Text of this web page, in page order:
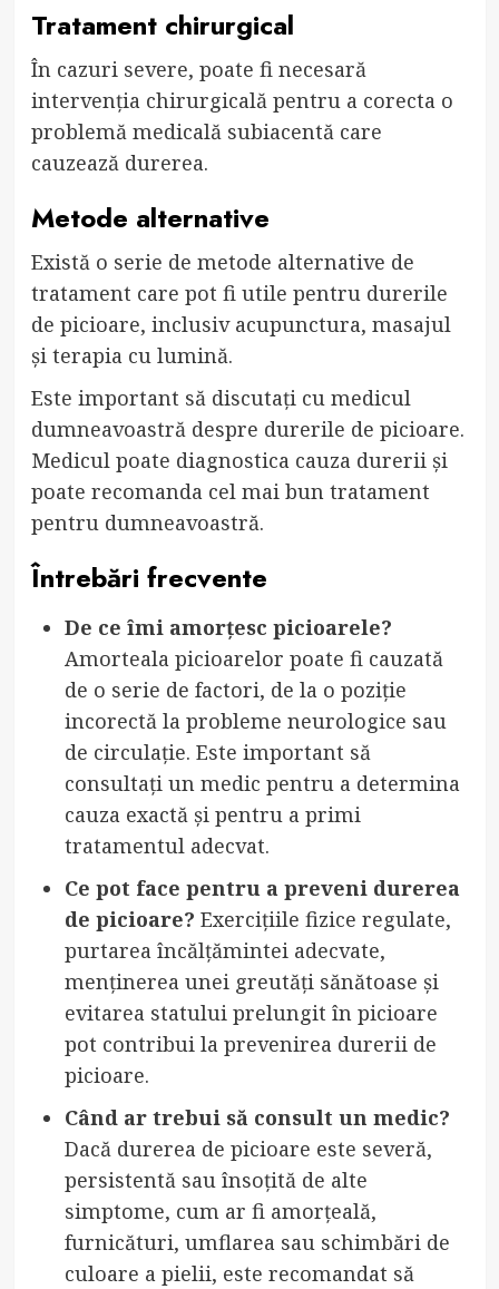
Tratament chirurgical
În cazuri severe, poate fi necesară
intervenția chirurgicală pentru a corecta o
problemă medicală subiacentă care
cauzează durerea.
Metode alternative
Există o serie de metode alternative de
tratament care pot fi utile pentru durerile
de picioare, inclusiv acupunctura, masajul
și terapia cu lumină.
Este important să discutați cu medicul
dumneavoastră despre durerile de picioare.
Medicul poate diagnostica cauza durerii și
poate recomanda cel mai bun tratament
pentru dumneavoastră.
Întrebări frecvente
De ce îmi amorțesc picioarele?
Amorteala picioarelor poate fi cauzată
de o serie de factori, de la o poziție
incorectă la probleme neurologice sau
de circulație. Este important să
consultați un medic pentru a determina
cauza exactă și pentru a primi
tratamentul adecvat.
Ce pot face pentru a preveni durerea
de picioare? Exercițiile fizice regulate,
purtarea încălțămintei adecvate,
menținerea unei greutăți sănătoase și
evitarea statului prelungit în picioare
pot contribui la prevenirea durerii de
picioare.
Când ar trebui să consult un medic?
Dacă durerea de picioare este severă,
persistentă sau însoțită de alte
simptome, cum ar fi amorțeală,
furnicături, umflarea sau schimbări de
culoare a pielii, este recomandat să